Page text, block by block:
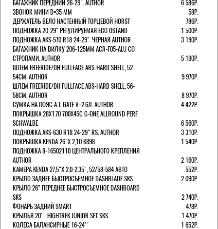
БАГАЖНИК ПЕРЕДНИЙ 26-29". AUTHOR
6 586Р.
ЗВОНОК МИНИ D=35 ММ
58Р.
ДЕРЖАТЕЛЬ ВЕЛО НАСТЕННЫЙ ТОРЦЕВОЙ HORST
786Р.
ПОДНОЖКА 20-29" РЕГУЛИРУЕМАЯ ECO OSTAND
1 500Р.
ПОДНОЖКА AKS-570 R18 24-29". ЧЕРНАЯ AUTHOR
3 190Р.
БАГАЖНИК НА ВИЛКУ 206-125ММ ACR-F05-ALU СО
СТРОПАМИ. AUTHOR
5 190Р.
ШЛЕМ FREERIDE/DH FULLFACE ABS-HARD SHELL, 52-
54СМ. AUTHOR
9 970Р.
ШЛЕМ FREERIDE/DH FULLFACE ABS-HARD SHELL, 56-
58СМ. AUTHOR
8 970Р.
СУМКА НА ПОЯС A-L GATE V=2.6Л. AUTHOR
4 422Р.
ПОКРЫШКА 28X1.70 700X45C G-ONE ALLROUND PERF.
SCHWALBE
6 560Р.
ПОДНОЖКА AKS-630 R18 24-29" RS. AUTHOR
3 310Р.
ПОКРЫШКА KENDA 26"Х 2,10 K898
1 540Р.
ПОДНОЖКА 8-16502110 ЦЕНТРАЛЬНОГО КРЕПЛЕНИЯ
AUTHOR
2 160Р.
КАМЕРА KENDA 27,5"Х 2.0-2.35", 52/58-584 АВТО
552Р.
КРЫЛО ЗАДНЕЕ БЫСТРОСЪЕМНОЕ DASHBLADE SKS
2 090Р.
КРЫЛО 26" ПЕРЕДНЕЕ БЫСТРОСЪЕМНОЕ DASHBOARD
SKS
2 740Р.
ФОНАРЬ ЗАДНИЙ SMART
478Р.
КРЫЛЬЯ 20'' HIGHTREK JUNIOR SET SKS
1 470Р.
КОЛЕСА БАЛАНСИРНЫЕ 16-24''
1 652Р.